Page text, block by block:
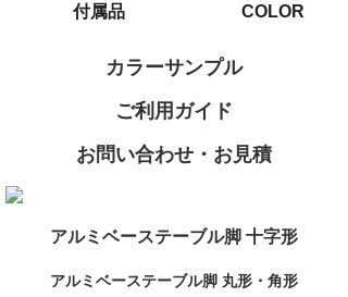
付属品
COLOR
カラーサンプル
ご利用ガイド
お問い合わせ・お見積
アルミベーステーブル脚 十字形
アルミベーステーブル脚 丸形・角形